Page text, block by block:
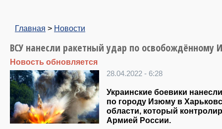
Главная > Новости
ВСУ нанесли ракетный удар по освобождённому
Новость обновляется
28.04.2022 - 6:28
Украинские боевики
по городу Изюму в
области, который
Армией России.